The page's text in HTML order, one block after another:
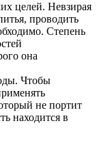
целей. Невзирая
проводить
Степень
она
Чтобы
не портит
находится в